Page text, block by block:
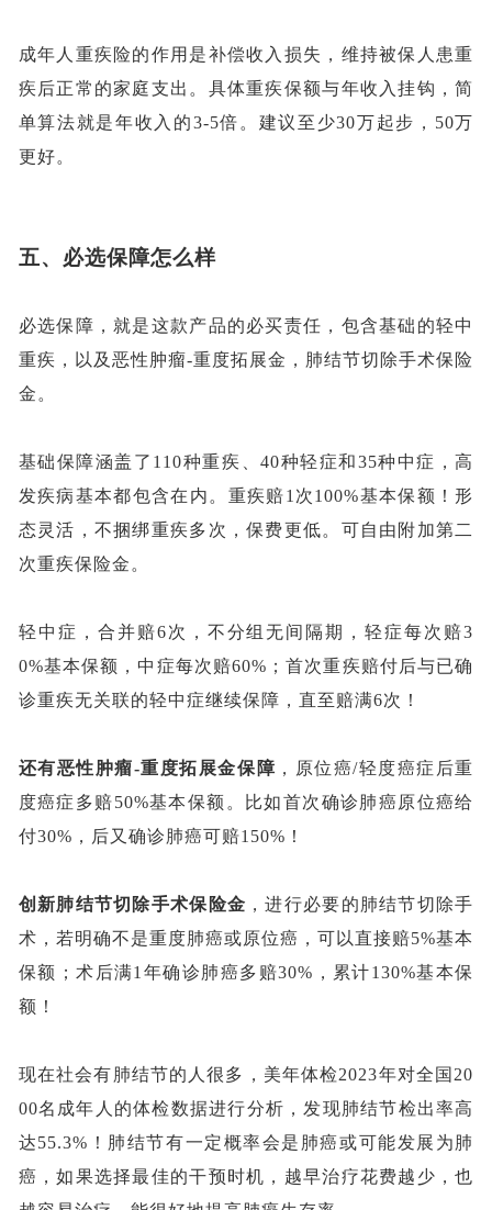
成年人重疾险的作用是补偿收入损失，维持被保人患重
疾后正常的家庭支出。具体重疾保额与年收入挂钩，简
单算法就是年收入的3-5倍。建议至少30万起步，50万
更好。
五、 必选保障怎么样
必选保障，就是这款产品的必买责任，包含基础的轻中
重疾，以及恶性肿瘤-重度拓展金，肺结节切除手术保险
金。
基础保障涵盖了 110种重疾、40种轻症和35种中症，高
发疾病基本都包含在内。重疾赔1次100%基本保额！形
态灵活，不捆绑重疾多次，保费更低。可自由附加第二
次重疾保险金。
轻中症，合并赔6次，不分组无间隔期，轻症每次赔3
0%基本保额，中症每次赔60%；首次重疾赔付后与已确
诊重疾无关联的轻中症继续保障，直至赔满6次！
还有恶性肿瘤-重度拓展金保障 ，原位癌/轻度癌症后重
度癌症多赔50%基本保额。比如首次确诊肺癌原位癌给
付30%，后又确诊肺癌可赔150%！
创新肺结节切除手术保险金 ，进行必要的肺结节切除手
术，若明确不是重度肺癌或原位癌，可以直接赔5%基本
保额；术后满1年确诊肺癌多赔30%，累计130%基本保
额！
现在社会有肺结节的人很多，美年体检2023年对全国20
00名成年人的体检数据进行分析，发现肺结节检出率高
达55.3%！肺结节有一定概率会是肺癌或可能发展为肺
癌，如果选择最佳的干预时机，越早治疗花费越少，也